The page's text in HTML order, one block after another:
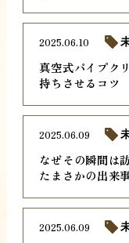
真空式パイプク
持ちさせるコツ
2025.06.10
なぜその瞬間は
たまさかの出来
2025.06.09
2025.06.09